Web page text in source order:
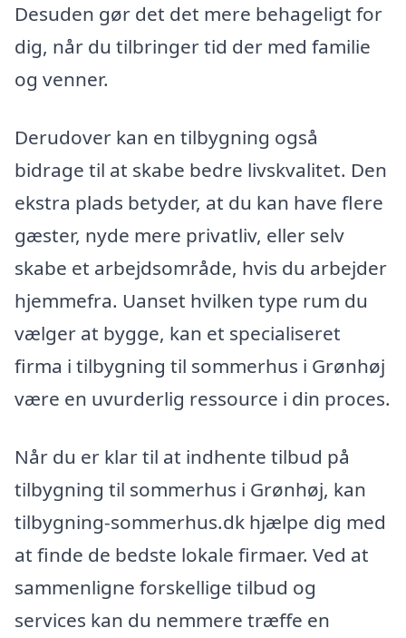
Desuden gør det det mere behageligt for
dig, når du tilbringer tid der med familie
og venner.
Derudover kan en tilbygning også
bidrage til at skabe bedre livskvalitet. Den
ekstra plads betyder, at du kan have flere
gæster, nyde mere privatliv, eller selv
skabe et arbejdsområde, hvis du arbejder
hjemmefra. Uanset hvilken type rum du
vælger at bygge, kan et specialiseret
firma i tilbygning til sommerhus i Grønhøj
være en uvurderlig ressource i din proces.
Når du er klar til at indhente tilbud på
tilbygning til sommerhus i Grønhøj, kan
tilbygning-sommerhus.dk hjælpe dig med
at finde de bedste lokale firmaer. Ved at
sammenligne forskellige tilbud og
services kan du nemmere træffe en